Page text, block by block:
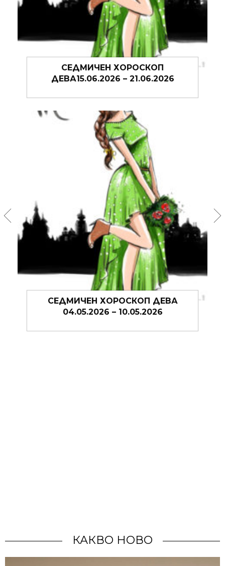
СЕДМИЧЕН ХОРОСКОП ДЕВА
08.06.2026 – 14.06.2026
СЕДМИЧЕН ХОРОСКОП
27.04.2026 – 03.05.2026
КАКВО НОВО